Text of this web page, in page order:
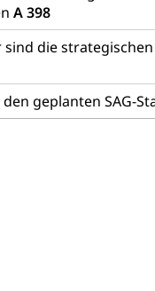
A 398
die
geplanten SAG-
Kindes- und
Naturschutz,